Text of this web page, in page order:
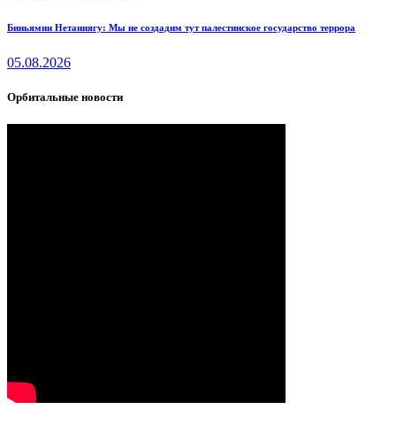
Биньямин Нетаниягу: Мы не создадим тут палестинское государство террора
05.08.2026
Орбитальные новости